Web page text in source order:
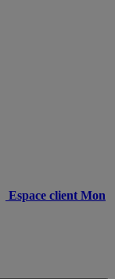
Espace client Mon